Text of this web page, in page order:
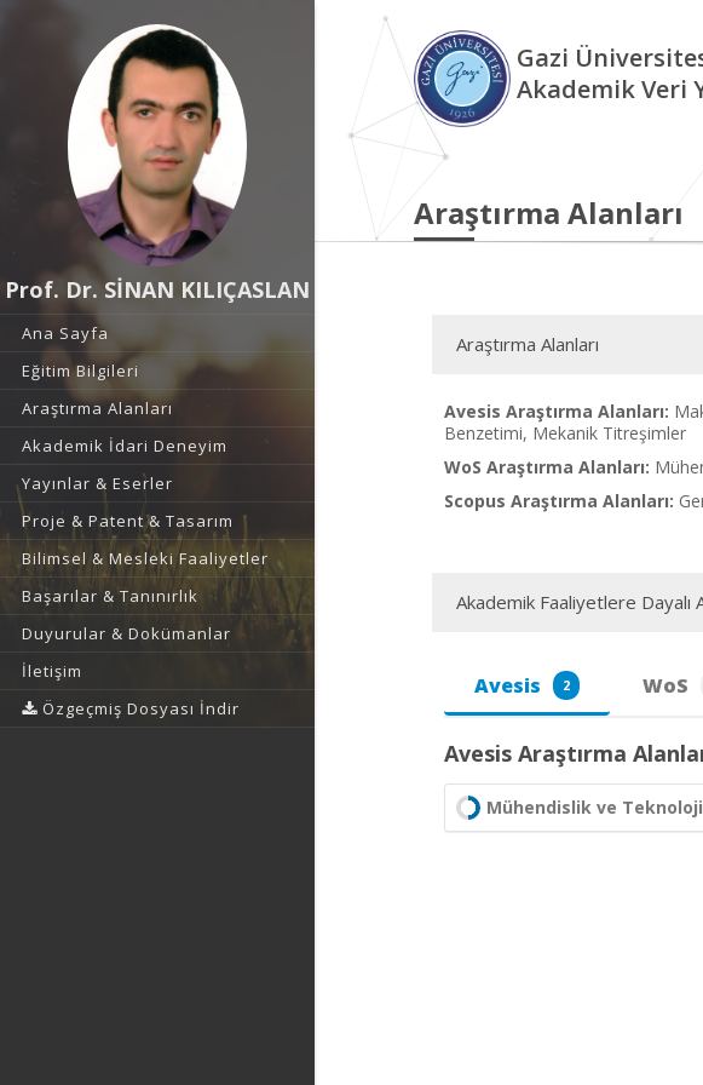
Prof. Dr. SİNAN KILIÇASLAN
Ana Sayfa
Eğitim Bilgileri
Araştırma Alanları
Akademik İdari Deneyim
Yayınlar & Eserler
Proje & Patent & Tasarım
Bilimsel & Mesleki Faaliyetler
Başarılar & Tanınırlık
Duyurular & Dokümanlar
İletişim
Özgeçmiş Dosyası İndir
Gazi
Akademik Veri
Araştırma Alanları
Araştırma Alanları
Avesis Araştırma Alanları:
Benzetimi, Mekanik Titreşimler
WoS Araştırma Alanları:
Scopus Araştırma Alanları:
Akademik Faaliyetlere Dayalı
Avesis 2 WoS
Avesis Araştırma
Mühendislik ve Teknoloji